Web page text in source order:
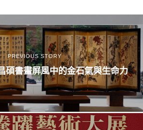
PREVIOUS STORY
碩書畫屏風中的金石氣與生命力